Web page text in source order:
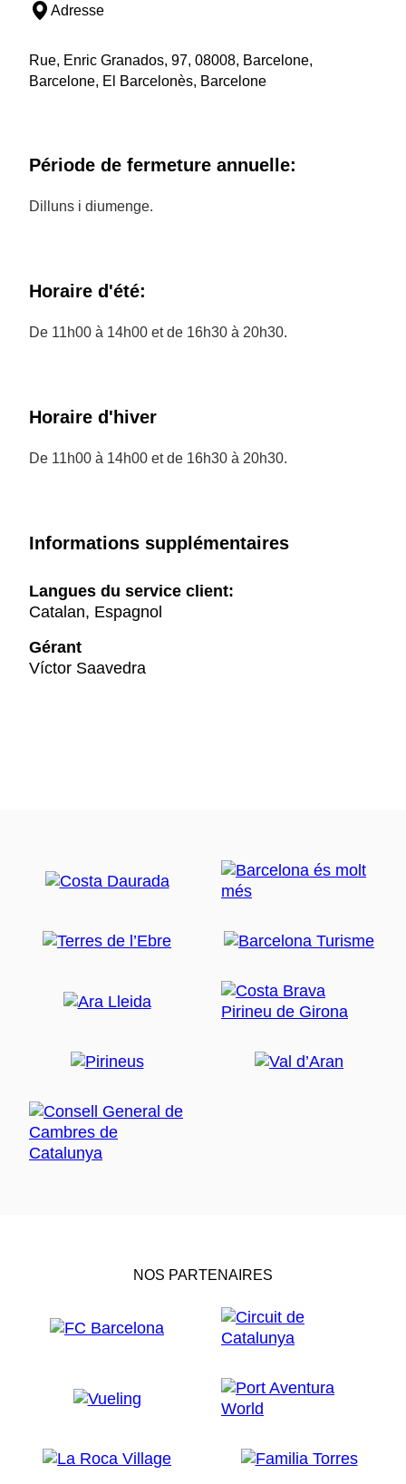
Adresse
Rue, Enric Granados, 97, 08008, Barcelone,
Barcelone, El Barcelonès, Barcelone
Période de fermeture annuelle:
Dilluns i diumenge.
Horaire d'été:
De 11h00 à 14h00 et de 16h30 à 20h30.
Horaire d'hiver
De 11h00 à 14h00 et de 16h30 à 20h30.
Informations supplémentaires
Langues du service client:
Catalan, Espagnol
Gérant
Víctor Saavedra
NOS PARTENAIRES